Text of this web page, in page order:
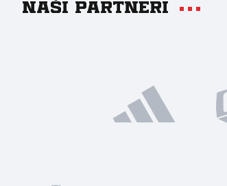
Naši partneri